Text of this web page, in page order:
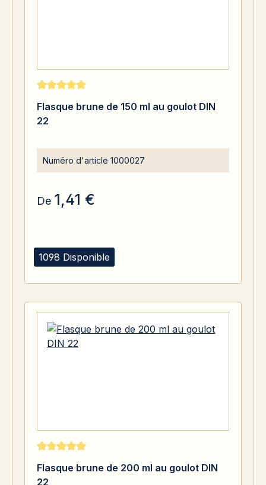
1098 Disponible
Flasque brune de 150 ml au goulot DIN
22
Numéro d'article 1000027
De 1,41 €
Flasque brune de 200 ml au goulot DIN
22